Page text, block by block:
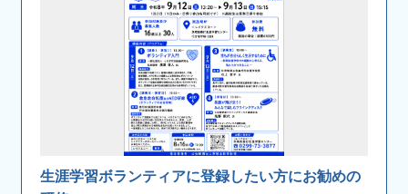
生涯学習ボランティアに登録したい方にお勧めの